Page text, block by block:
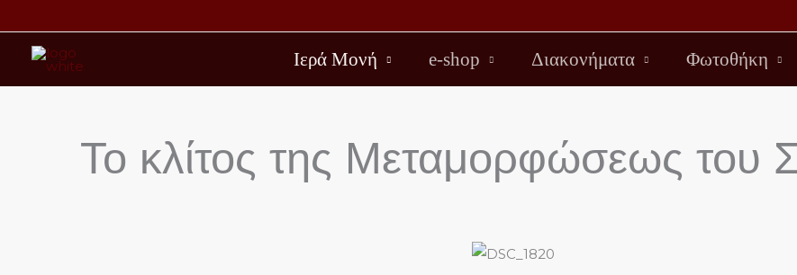
στο
περιεχόμενο
Ιερά Μονή e-shop Διακονήματα Φωτοθήκη
Το κλίτος της Μεταμορφώσεως του